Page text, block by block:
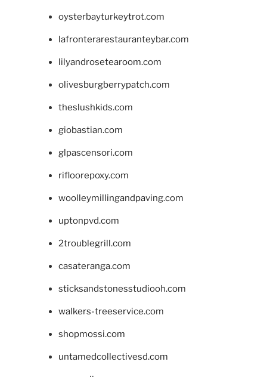
oysterbayturkeytrot.com
lafronterarestauranteybar.com
lilyandrosetearoom.com
olivesburgberrypatch.com
theslushkids.com
giobastian.com
glpascensori.com
rifloorepoxy.com
woolleymillingandpaving.com
uptonpvd.com
2troublegrill.com
casateranga.com
sticksandstonesstudiooh.com
walkers-treeservice.com
shopmossi.com
untamedcollectivesd.com